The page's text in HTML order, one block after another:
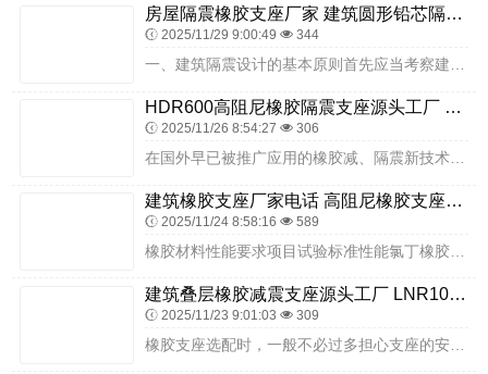
房屋隔震橡胶支座厂家 建筑圆形铅芯隔震支座 高阻尼HDR橡胶隔震支座厂家
2025/11/29 9:00:49 344
一、建筑隔震设计的基本原则首先应当考察建筑是否适宜采用隔震设计，考察应当以其周期增长后系统能否有效地提高地震时能量的吸收，且以这个为判断的判据。结构为达到隔震要...
HDR600高阻尼橡胶隔震支座源头工厂 建筑橡胶防震支座什么价格 的橡胶隔震支座厂家
2025/11/26 8:54:27 306
建筑橡胶支座厂家电话 高阻尼橡胶支座支座 LRB1300隔震支座
2025/11/24 8:58:16 589
建筑叠层橡胶减震支座源头工厂 LNR1000隔震支座生产加工 HDR400高阻尼橡胶隔震支座什么价格
2025/11/23 9:01:03 309